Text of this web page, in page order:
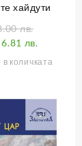
хайдути
лв.
лв.
количката